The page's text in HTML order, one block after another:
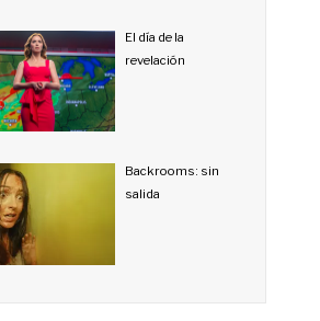
El día de la
revelación
Backrooms: sin
salida